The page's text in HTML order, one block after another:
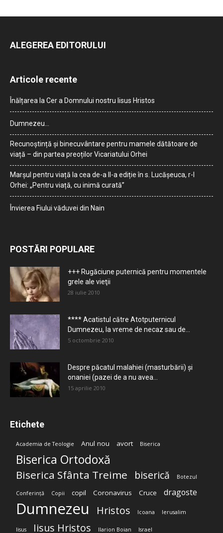
ALEGEREA EDITORULUI
Articole recente
Înălțarea la Cer a Domnului nostru Iisus Hristos
Dumnezeu…
Recunoștință și binecuvântare pentru mamele dătătoare de
viață – din partea preoților Vicariatului Orhei
Marșul pentru viață la cea de-a II-a ediție în s. Lucășeuca, r-l
Orhei: „Pentru viață, cu inimă curată”
Învierea Fiului văduvei din Nain
POSTĂRI POPULARE
+++ Rugăciune puternică pentru momentele
grele ale vieţii
28 iulie 2010
**** Acatistul către Atotputernicul
Dumnezeu, la vreme de necaz sau de...
5 octombrie 2010
Despre păcatul malahiei (masturbării) şi
onaniei (pazei de a nu avea...
15 aprilie 2010
Etichete
Academia de Teologie Anul nou avort Biserica
Biserica Ortodoxă
Biserica Sfânta Treime biserică Botezul
Conferință Copii copil Coronavirus Cruce dragoste
Dumnezeu Hristos Icoana Ierusalim
Iisus Iisus Hristos Ilarion Boian Israel